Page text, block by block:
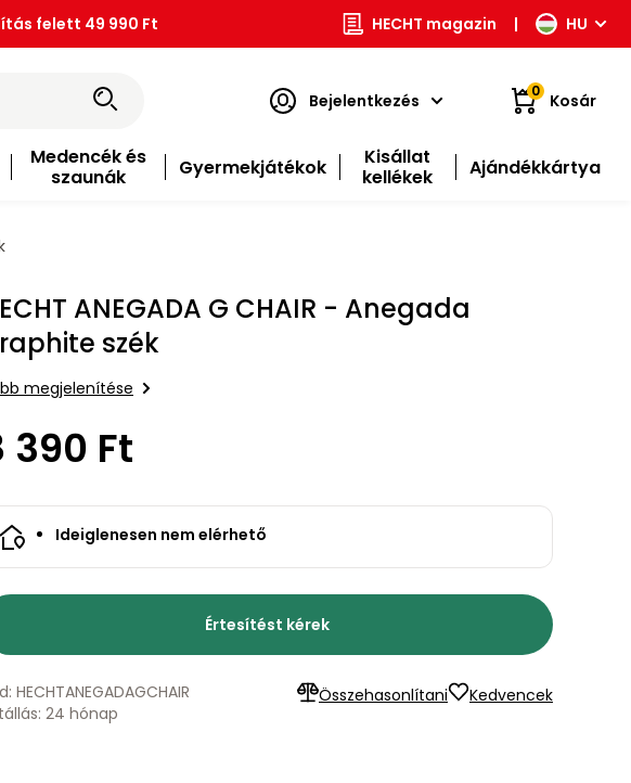
felett 49 990 Ft HECHT magazin | HU
Bejelentkezés 0 Kosár
Medencék és
szaunák
Gyermekjátékok
Kisállat
kellékek
Ajándékkártya
ANEGADA G CHAIR - Anegada
szék
megjelenítése
390 Ft
Ideiglenesen nem elérhető
Értesítést kérek
Összehasonlítani Kedvencek
HECHTANEGADAGCHAIR
24 hónap